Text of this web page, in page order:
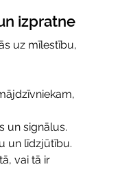
izpratne
uz mīlestību,
un signālus.
un līdzjūtību.
vai tā ir